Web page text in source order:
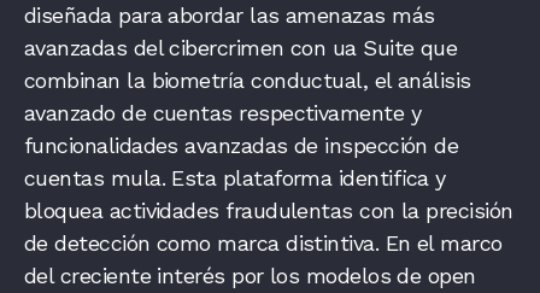
diseñada para abordar las amenazas más
avanzadas del cibercrimen con ua Suite que
combinan la biometría conductual, el análisis
avanzado de cuentas respectivamente y
funcionalidades avanzadas de inspección de
cuentas mula. Esta plataforma identifica y
bloquea actividades fraudulentas con la precisión
de detección como marca distintiva. En el marco
del creciente interés por los modelos de open